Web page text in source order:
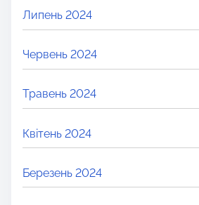
Липень 2024
Червень 2024
Травень 2024
Квітень 2024
Березень 2024